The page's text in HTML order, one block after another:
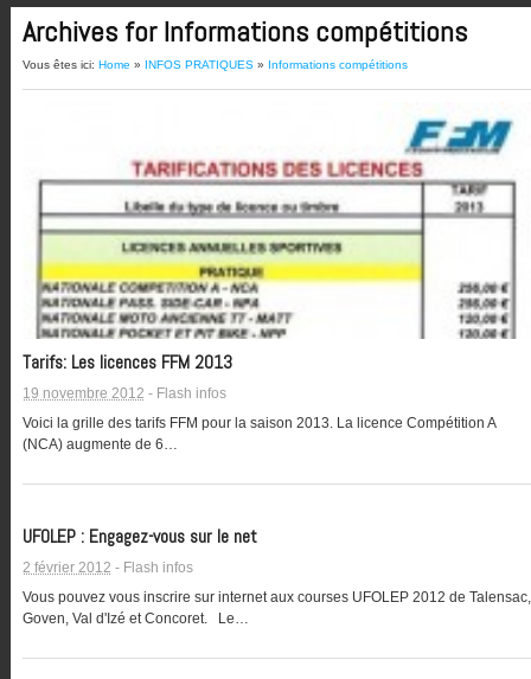
Archives for Informations compétitions
Vous êtes ici: Home » INFOS PRATIQUES» Informations compétitions
Tarifs: Les licences FFM 2013
19 novembre 2012 - Flash infos
Voici la grille des tarifs FFM pour la saison 2013. La licence Compétition A
(NCA) augmente de 6…
UFOLEP : Engagez-vous sur le net
2 février 2012 - Flash infos
Vous pouvez vous inscrire sur internet aux courses UFOLEP 2012 de Talensac,
Goven, Val d'Izé et Concoret. Le…